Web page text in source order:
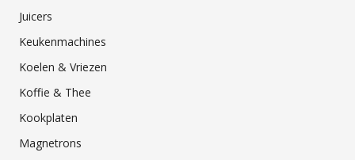
Juicers
Keukenmachines
Koelen & Vriezen
Koffie & Thee
Kookplaten
Magnetrons